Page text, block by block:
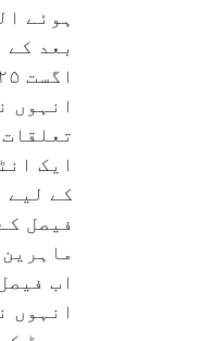
ہوئے
بعد کے
انہوں
ایک
کے لیے
فیصل
اب
انہوں